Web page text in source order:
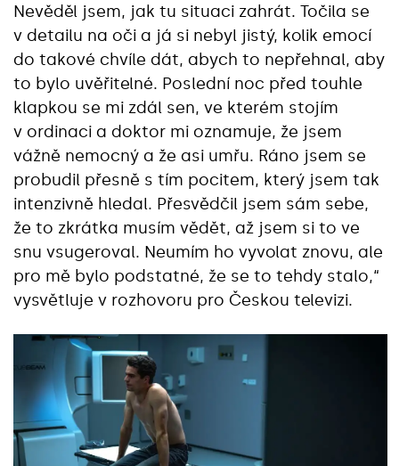
Nevěděl jsem, jak tu situaci zahrát. Točila se
v detailu na oči a já si nebyl jistý, kolik emocí
do takové chvíle dát, abych to nepřehnal, aby
to bylo uvěřitelné. Poslední noc před touhle
klapkou se mi zdál sen, ve kterém stojím
v ordinaci a doktor mi oznamuje, že jsem
vážně nemocný a že asi umřu. Ráno jsem se
probudil přesně s tím pocitem, který jsem tak
intenzivně hledal. Přesvědčil jsem sám sebe,
že to zkrátka musím vědět, až jsem si to ve
snu vsugeroval. Neumím ho vyvolat znovu, ale
pro mě bylo podstatné, že se to tehdy stalo,“
vysvětluje v rozhovoru pro Českou televizi.